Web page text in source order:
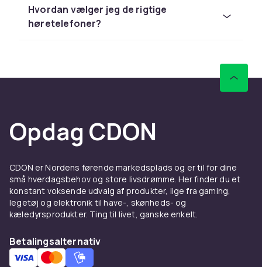
Hos CDON finder du lydudstyr fra ledende
mærker som Sony, Sennheiser, Bose og JBL til
Hos CDON finder du lydudstyr fra ledende
mærker som Sony, Sennheiser, Bose og JBL til
levering, nem returnering og tryg handel
online.
mærker som Sony, Sennheiser, Bose og JBL til
konkurrencedygtige priser. Vi tilbyder hurtig
levering, nem returnering og tryg handel
online.
mærker som Sony, Sennheiser, Bose og JBL til
konkurrencedygtige priser. Vi tilbyder hurtig
Hvordan vælger jeg de rigtige
høretelefoner?
Opdag CDON
CDON er Nordens førende markedsplads og er til for dine
små hverdagsbehov og store livsdrømme. Her finder du et
konstant voksende udvalg af produkter, lige fra gaming,
legetøj og elektronik til have-, skønheds- og
kæledyrsprodukter. Ting til livet, ganske enkelt.
Betalingsalternativ